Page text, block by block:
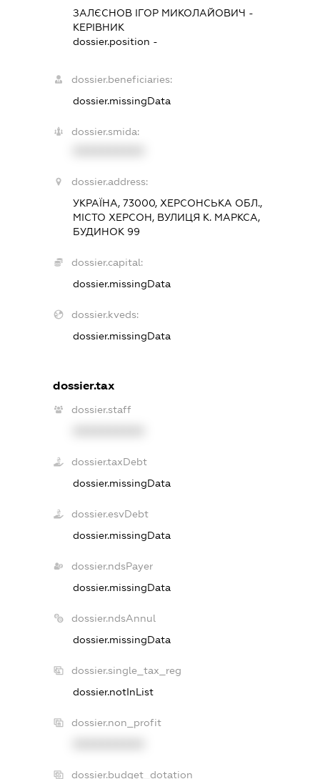
ЗАЛЄСНОВ ІГОР МИКОЛАЙОВИЧ -
КЕРІВНИК
dossier.position -
dossier.beneficiaries:
dossier.missingData
dossier.smida:
dossier.address:
УКРАЇНА, 73000, ХЕРСОНСЬКА ОБЛ.,
МІСТО ХЕРСОН, ВУЛИЦЯ К. МАРКСА,
БУДИНОК 99
dossier.capital:
dossier.missingData
dossier.kveds:
dossier.missingData
dossier.tax
dossier.staff
dossier.taxDebt
dossier.missingData
dossier.esvDebt
dossier.missingData
dossier.ndsPayer
dossier.missingData
dossier.ndsAnnul
dossier.missingData
dossier.single_tax_reg
dossier.notInList
dossier.non_profit
dossier.budget_dotation